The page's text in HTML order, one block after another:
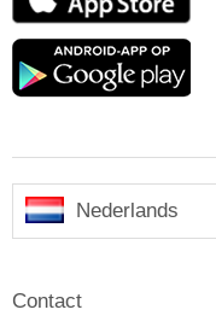
Nederlands
Contact